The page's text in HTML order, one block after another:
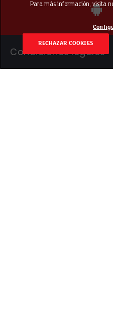
Condiciones legales
Para más información, visita
RECHAZAR COOKIES